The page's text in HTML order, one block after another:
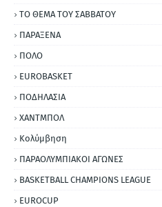
ΤΟ ΘΕΜΑ ΤΟΥ ΣΑΒΒΑΤΟΥ
ΠΑΡΑΞΕΝΑ
ΠΟΛΟ
EUROBASKET
ΠΟΔΗΛΑΣΙΑ
ΧΑΝΤΜΠΟΛ
Κολύμβηση
ΠΑΡΑΟΛΥΜΠΙΑΚΟΙ ΑΓΩΝΕΣ
BASKETBALL CHAMPIONS LEAGUE
EUROCUP